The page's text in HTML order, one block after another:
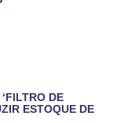
DE
ESTOQUE DE